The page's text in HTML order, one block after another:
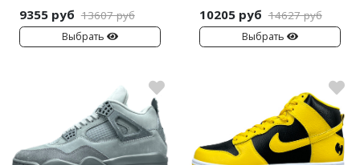
9355 руб 13607 руб
Выбрать
10205 руб 14627 руб
Выбрать